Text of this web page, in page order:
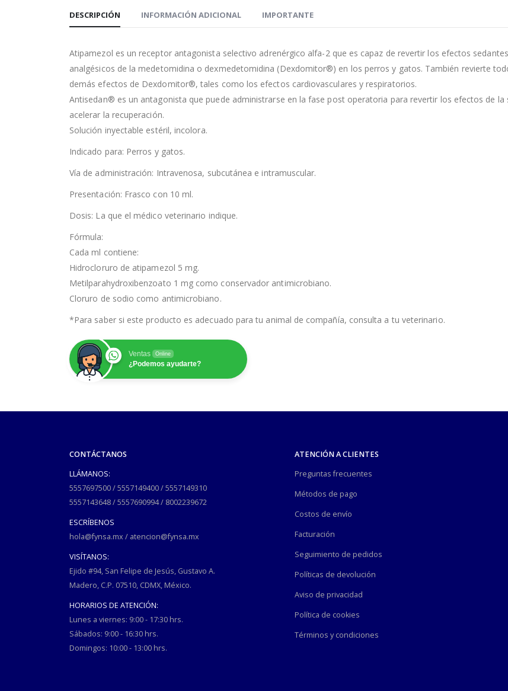
DESCRIPCIÓN INFORMACIÓN ADICIONAL IMPORTANTE
Atipamezol es un receptor antagonista selectivo adrenérgico alfa-2 que es capaz de revertir los efectos
analgésicos de la medetomidina o dexmedetomidina (Dexdomitor®) en los perros y gatos. También revierte
demás efectos de Dexdomitor®, tales como los efectos cardiovasculares y respiratorios.
Antisedan® es un antagonista que puede administrarse en la fase post operatoria para revertir los efectos de la
acelerar la recuperación.
Solución inyectable estéril, incolora.
Indicado para: Perros y gatos.
Vía de administración: Intravenosa, subcutánea e intramuscular.
Presentación: Frasco con 10 ml.
Dosis: La que el médico veterinario indique.
Fórmula:
Cada ml contiene:
Hidrocloruro de atipamezol 5 mg.
Metilparahydroxibenzoato 1 mg como conservador antimicrobiano.
Cloruro de sodio como antimicrobiano.
*Para saber si este producto es adecuado para tu animal de compañía, consulta a tu veterinario.
Ventas Online
¿Podemos ayudarte?
CONTÁCTANOS
LLÁMANOS:
5557697500/5557149400/5557149310
5557143648/5557690994/ 8002239672
ESCRÍBENOS
hola@fynsa.mx / atencion@fynsa.mx
VISÍTANOS:
Ejido #94, San Felipe de Jesús, Gustavo A.
Madero, C.P. 07510, CDMX, México.
HORARIOS DE ATENCIÓN:
Lunes a viernes: 9:00 - 17:30 hrs.
Sábados: 9:00 - 16:30 hrs.
Domingos: 10:00 - 13:00 hrs.
ATENCIÓN A CLIENTES
Preguntas frecuentes
Métodos de pago
Costos de envío
Facturación
Seguimiento de pedidos
Políticas de devolución
Aviso de privacidad
Política de cookies
Términos y condiciones